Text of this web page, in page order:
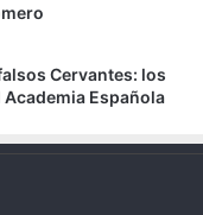
Cervantes: los
Española